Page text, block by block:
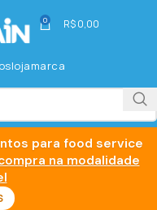
0 R$0,00
lojamarca
para food service
na modalidade